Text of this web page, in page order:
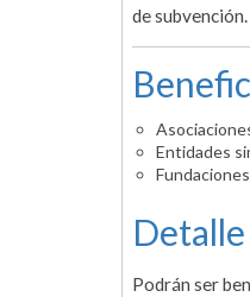
de subvención.
Entidades
Fundaciones
Podrán ser